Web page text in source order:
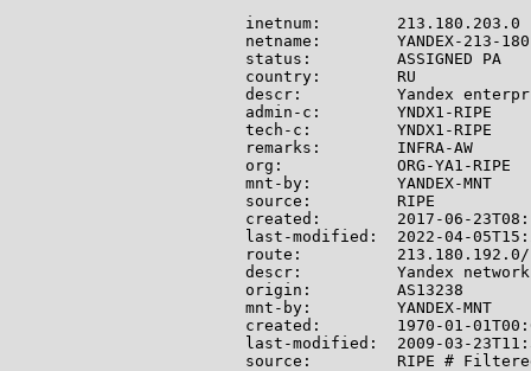
inetnum:        213.180.203.0
netname:        YANDEX-213-
status:         ASSIGNED PA
country:        RU
descr:          Yandex
admin-c:        YNDX1-RIPE
tech-c:         YNDX1-RIPE
remarks:        INFRA-AW
org:            ORG-YA1-RIPE
mnt-by:         YANDEX-MNT
source:         RIPE
created:        2017-06-
last-modified:  2022-04-
route:          213.180.192.0/
descr:          Yandex network
origin:         AS13238
mnt-by:         YANDEX-MNT
created:        1970-01-
last-modified:  2009-03-
source:         RIPE #